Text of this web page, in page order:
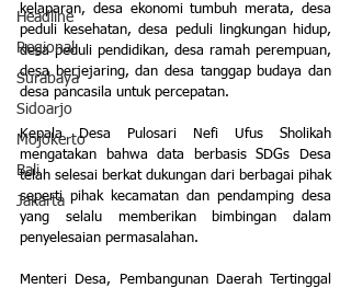
Headline
Regional
Surabaya
Sidoarjo
Mojokerto
Bali
Jakarta
kelaparan, desa ekonomi tumbuh merata, desa
peduli kesehatan, desa peduli lingkungan hidup,
desa peduli pendidikan, desa ramah perempuan,
desa berjejaring, dan desa tanggap budaya dan
desa pancasila untuk percepatan.
Kepala Desa Pulosari Nefi Ufus Sholikah
mengatakan bahwa data berbasis SDGs Desa
telah selesai berkat dukungan dari berbagai pihak
seperti pihak kecamatan dan pendamping desa
yang selalu memberikan bimbingan dalam
penyelesaian permasalahan.
Menteri Desa, Pembangunan Daerah Tertinggal